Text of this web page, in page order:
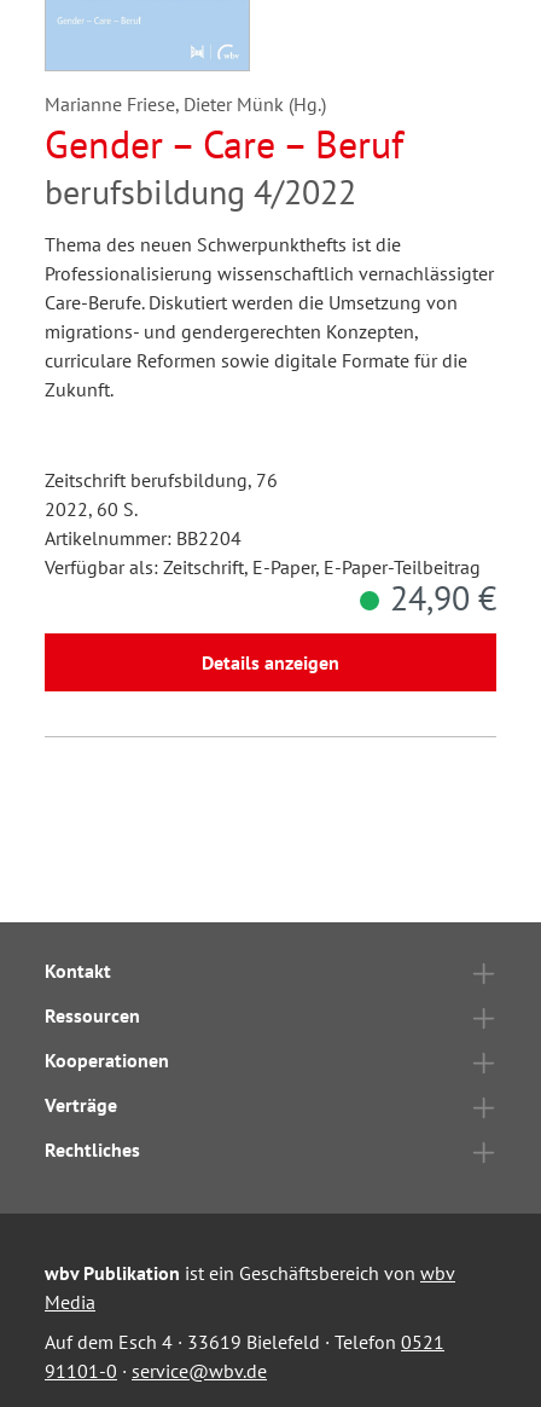
Marianne Friese, Dieter Münk (Hg.)
Gender – Care – Beruf
berufsbildung 4/2022
Thema des neuen Schwerpunkthefts ist die
Professionalisierung wissenschaftlich vernachlässigter
Care-Berufe. Diskutiert werden die Umsetzung von
migrations- und gendergerechten Konzepten,
curriculare Reformen sowie digitale Formate für die
Zukunft.
Zeitschrift berufsbildung, 76
2022, 60 S.
Artikelnummer: BB2204
Verfügbar als: Zeitschrift, E-Paper, E-Paper-Teilbeitrag
24,90 €
Details anzeigen
Kontakt
Ressourcen
Kooperationen
Verträge
Rechtliches
wbv Publikation ist ein Geschäftsbereich von wbv
Media
Auf dem Esch 4 · 33619 Bielefeld · Telefon 0521
91101-0 · service@wbv.de